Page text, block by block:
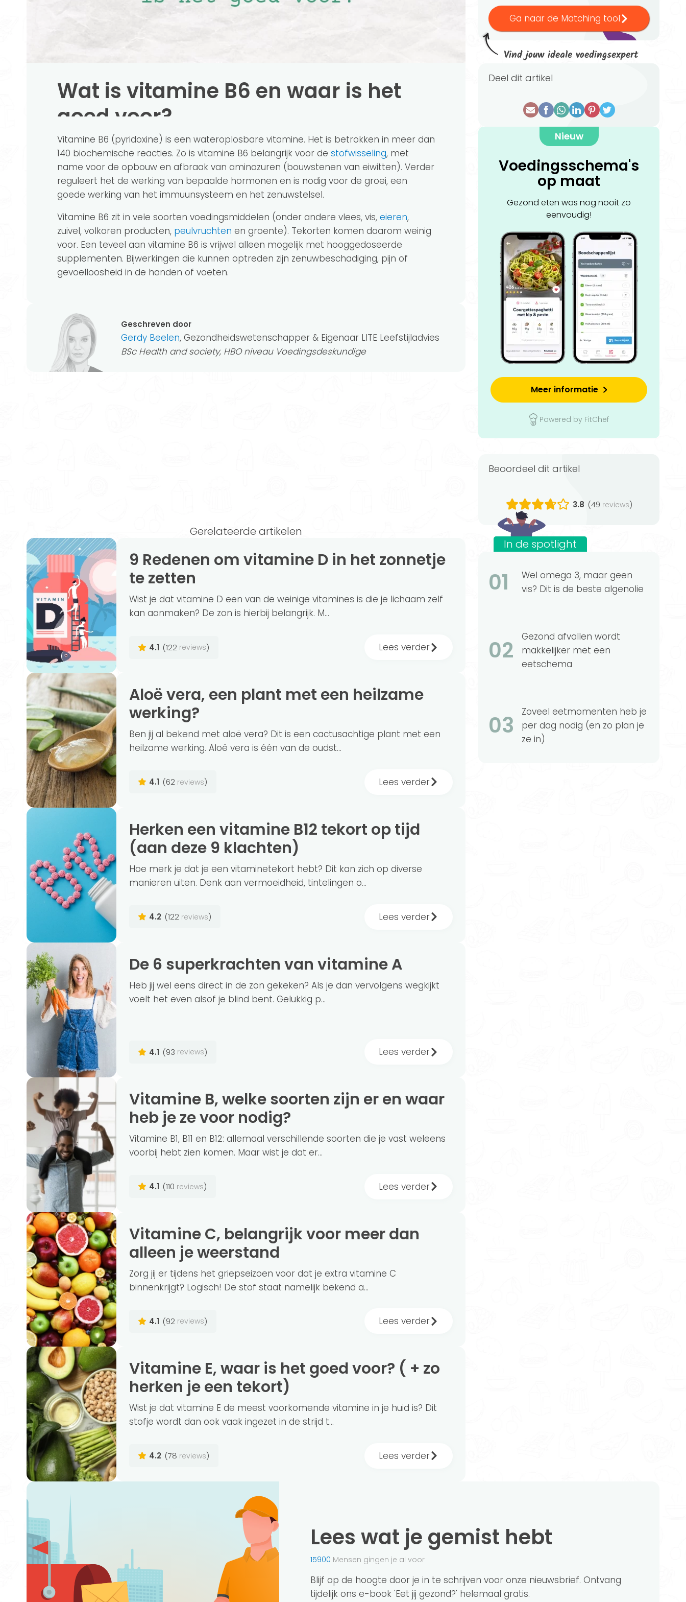
Wat is vitamine B6 en waar is het
goed voor?
Vitamine B6 (pyridoxine) is een wateroplosbare vitamine. Het is betrokken in meer dan
140 biochemische reacties. Zo is vitamine B6 belangrijk voor de stofwisseling, met
name voor de opbouw en afbraak van aminozuren (bouwstenen van eiwitten). Verder
reguleert het de werking van bepaalde hormonen en is nodig voor de groei, een
goede werking van het immuunsysteem en het zenuwstelsel.
Vitamine B6 zit in vele soorten voedingsmiddelen (onder andere vlees, vis, eieren,
zuivel, volkoren producten, peulvruchten en groente). Tekorten komen daarom weinig
voor. Een teveel aan vitamine B6 is vrijwel alleen mogelijk met hooggedoseerde
supplementen. Bijwerkingen die kunnen optreden zijn zenuwbeschadiging, pijn of
gevoelloosheid in de handen of voeten.
Geschreven door
Gerdy Beelen, Gezondheidswetenschapper & Eigenaar LITE Leefstijladvies
BSc Health and society, HBO niveau Voedingsdeskundige
Ga naar de Matching tool
Vind jouw ideale voedingsexpert
Deel dit artikel
Nieuw
Voedingsschema's
op maat
Gezond eten was nog nooit zo
eenvoudig!
Meer informatie
Powered by FitChef
Beoordeel dit artikel
3.8 (49 reviews)
Gerelateerde artikelen
9 Redenen om vitamine D in het zonnetje
te zetten
Wist je dat vitamine D een van de weinige vitamines is die je lichaam zelf
kan aanmaken? De zon is hierbij belangrijk. M...
4.1 (122 reviews) Lees verder
Aloë vera, een plant met een heilzame
werking?
Ben jij al bekend met aloë vera? Dit is een cactusachtige plant met een
heilzame werking. Aloë vera is één van de oudst...
4.1 (62 reviews) Lees verder
Herken een vitamine B12 tekort op tijd
(aan deze 9 klachten)
Hoe merk je dat je een vitaminetekort hebt? Dit kan zich op diverse
manieren uiten. Denk aan vermoeidheid, tintelingen o...
4.2 (122 reviews) Lees verder
De 6 superkrachten van vitamine A
Heb jij wel eens direct in de zon gekeken? Als je dan vervolgens wegkijkt
voelt het even alsof je blind bent. Gelukkig p...
4.1 (93 reviews) Lees verder
Vitamine B, welke soorten zijn er en waar
heb je ze voor nodig?
Vitamine B1, B11 en B12: allemaal verschillende soorten die je vast weleens
voorbij hebt zien komen. Maar wist je dat er...
4.1 (110 reviews) Lees verder
Vitamine C, belangrijk voor meer dan
alleen je weerstand
Zorg jij er tijdens het griepseizoen voor dat je extra vitamine C
binnenkrijgt? Logisch! De stof staat namelijk bekend a...
4.1 (92 reviews) Lees verder
Vitamine E, waar is het goed voor? ( + zo
herken je een tekort)
Wist je dat vitamine E de meest voorkomende vitamine in je huid is? Dit
stofje wordt dan ook vaak ingezet in de strijd t...
4.2 (78 reviews) Lees verder
In de spotlight
01
Wel omega 3, maar geen
vis? Dit is de beste algenolie
02
Gezond afvallen wordt
makkelijker met een
eetschema
03
Zoveel eetmomenten heb je
per dag nodig (en zo plan je
ze in)
Lees wat je gemist hebt
15900 Mensen gingen je al voor
Blijf op de hoogte door je in te schrijven voor onze nieuwsbrief. Ontvang
tijdelijk ons e-book 'Eet jij gezond?' helemaal gratis.